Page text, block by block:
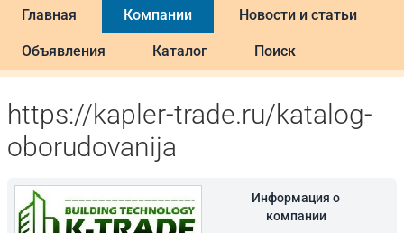
Главная Компании Новости и статьи
Объявления Каталог Поиск
https://kapler-trade.ru/katalog-
oborudovanija
Информация о
компании